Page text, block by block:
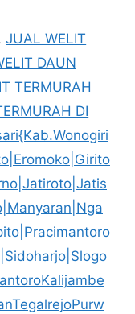
JUAL WELIT
DAUN
TERMURAH
DI